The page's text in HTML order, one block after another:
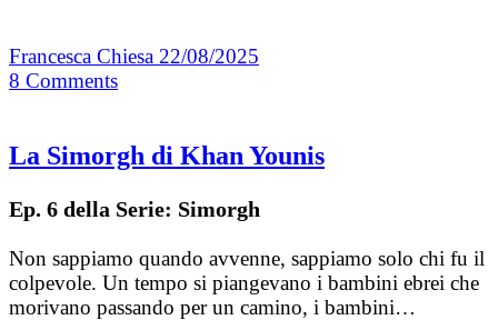
Francesca Chiesa 22/08/2025
8 Comments
La Simorgh di Khan Younis
Ep. 6 della Serie: Simorgh
Non sappiamo quando avvenne, sappiamo solo chi fu il
colpevole. Un tempo si piangevano i bambini ebrei che
morivano passando per un camino, i bambini…